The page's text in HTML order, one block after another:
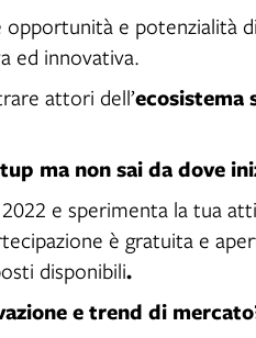
e potenzialità di
ed innovativa.
attori dell’ecosistema
ma non sai da dove
e sperimenta la tua
è gratuita e
disponibili.
e trend di